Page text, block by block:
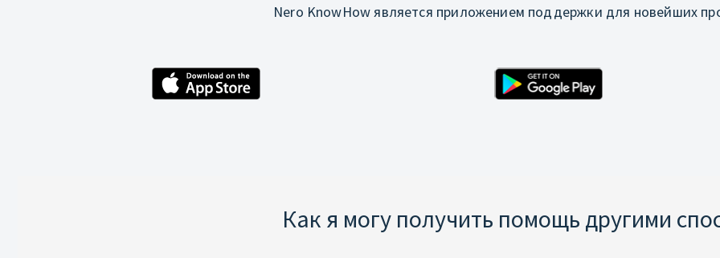
Nero KnowHow является приложением поддержки для новейших
Как я могу получить помощь другими